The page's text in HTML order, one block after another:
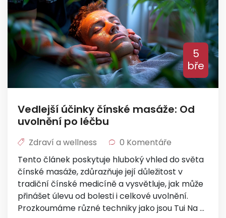
5
bře
Vedlejší účinky čínské masáže: Od
uvolnění po léčbu
Zdraví a wellness
0 Komentáře
Tento článek poskytuje hluboký vhled do světa
čínské masáže, zdůrazňuje její důležitost v
tradiční čínské medicíně a vysvětluje, jak může
přinášet úlevu od bolesti i celkové uvolnění.
Prozkoumáme různé techniky jako jsou Tui Na a